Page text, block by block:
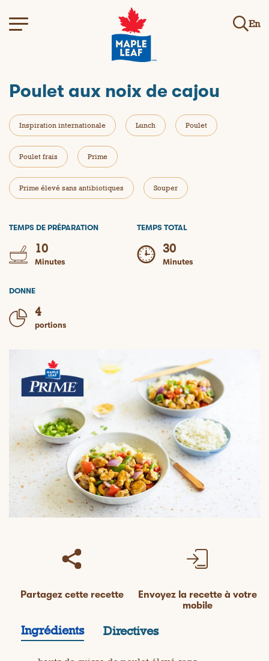
En
Poulet aux noix de cajou
Inspiration internationale Lunch Poulet
Poulet frais Prime
Prime élevé sans antibiotiques Souper
TEMPS DE PRÉPARATION
10
Minutes
TEMPS TOTAL
30
Minutes
DONNE
4
portions
Partagez cette recette
Envoyez la recette à votre
mobile
Ingrédients Directives